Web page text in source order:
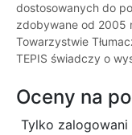
dostosowanych do
zdobywane od 2005
Towarzystwie
TEPIS świadczy o
Oceny na
Tylko